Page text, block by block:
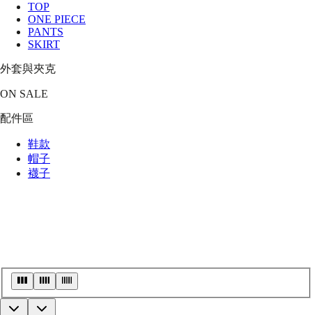
TOP
ONE PIECE
PANTS
SKIRT
外套與夾克
ON SALE
配件區
鞋款
帽子
襪子